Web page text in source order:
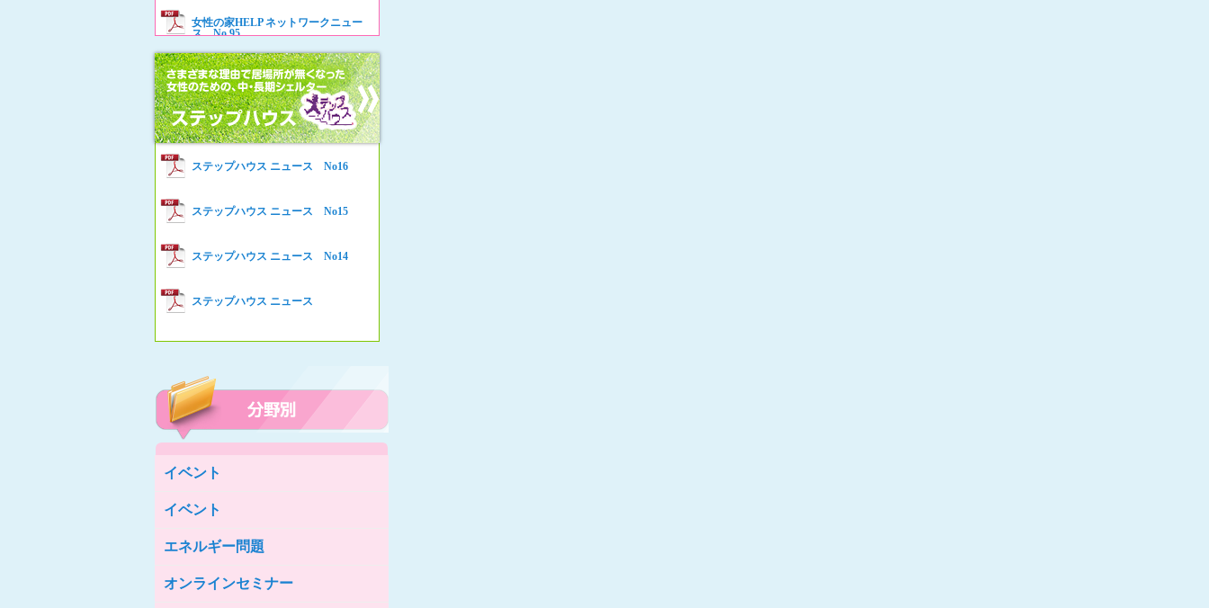
Women’s Shelter HELP News No79
Women’s Shelter HELP News No78
Women’s Shelter HELP News No76
Women’s Shelter HELP News No75
Women’s Shelter HELP News
女性の家HELP ネットワークニュー
ス No.95
女性の家HELP ネットワークニュー
ス No.94
女性の家HELP ネットワークニュー
ス No.93
女性の家HELP ネットワークニュー
ス No.92
女性の家HELP ネットワークニュー
ス No.91
女性の家HELP ネットワークニュー
ス No.90
女性の家HELP ネットワークニュー
ス No.89
女性の家HELP ネットワークニュー
ス No.87
女性の家HELP ネットワークニュー
女性の家HELP ネットワークニュー
ス No.85
女性の家HELP ネットワークニュー
ステップハウス ニュース No16
ステップハウス ニュース No15
ステップハウス ニュース No14
ステップハウス ニュース
イベント
イベント
エネルギー問題
オンラインセミナー